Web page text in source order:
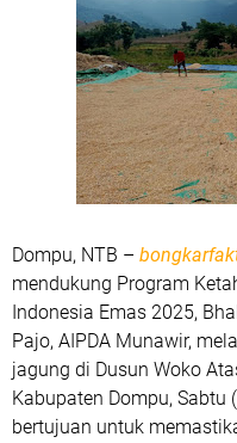
Dompu, NTB –
mendukung Program
Indonesia Emas 2025,
Pajo, AIPDA Munawir,
jagung di Dusun Woko
Kabupaten Dompu,
bertujuan untuk